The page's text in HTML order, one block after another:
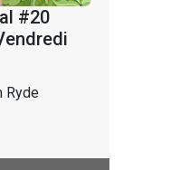
#20
Ryde